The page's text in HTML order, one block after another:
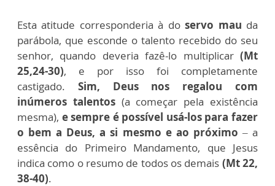
Esta atitude corresponderia à doservo mau da
parábola, que esconde o talento recebido do seu
senhor, quando deveria fazê-lo multiplicar (Mt
25,24-30), e por isso foi completamente
castigado. Sim, Deus nos regalou com
inúmeros talentos(a começar pela existência
mesma), e sempre é possível usá-los para fazer
o bem a Deus, a si mesmo e ao próximo – a
essência do Primeiro Mandamento, que Jesus
indica como o resumo de todos os demais (Mt 22,
38-40).